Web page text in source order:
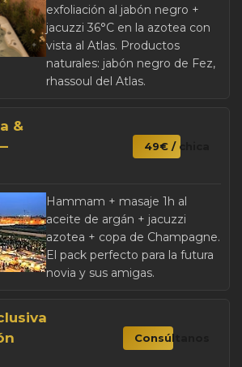
exfoliación al jabón negro +
jacuzzi 36°C en la azotea con
vista al Atlas. Productos
naturales: jabón negro de Fez,
rhassoul del Atlas.
&
49€ / chica
Hammam + masaje 1h al
aceite de argán + jacuzzi
azotea + copa de Champagne.
El pack perfecto para la futura
novia y sus amigas.
Consúltanos